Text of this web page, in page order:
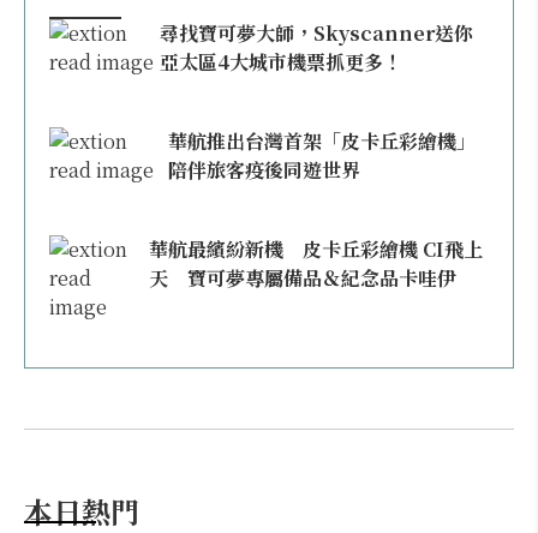
尋找寶可夢大師，Skyscanner送你
亞太區4大城市機票抓更多！
華航推出台灣首架「皮卡丘彩繪機」
陪伴旅客疫後同遊世界
華航最繽紛新機 皮卡丘彩繪機 CI飛上
天 寶可夢專屬備品＆紀念品卡哇伊
本日熱門